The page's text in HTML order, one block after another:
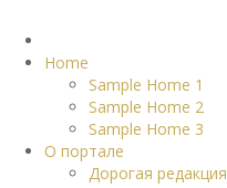
Home
Sample Home 1
Sample Home 2
Sample Home 3
О портале
Дорогая редакция